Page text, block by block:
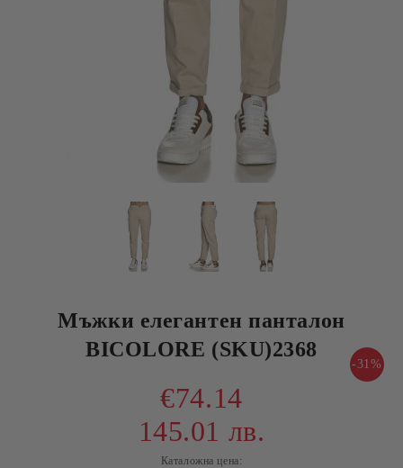
Мъжки елегантен панталон
BICOLORE (SKU)2368
-31%
€74.14
145.01 лв.
Каталожна цена: